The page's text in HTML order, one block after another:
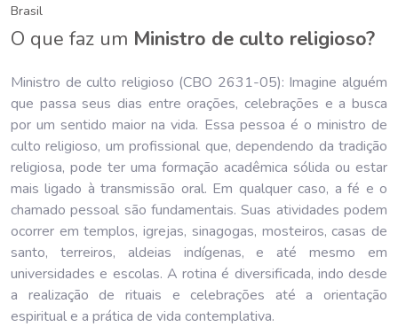
Brasil
O que faz um Ministro de culto religioso?
Ministro de culto religioso (CBO 2631-05): Imagine alguém
que passa seus dias entre orações, celebrações e a busca
por um sentido maior na vida. Essa pessoa é o ministro de
culto religioso, um profissional que, dependendo da tradição
religiosa, pode ter uma formação acadêmica sólida ou estar
mais ligado à transmissão oral. Em qualquer caso, a fé e o
chamado pessoal são fundamentais. Suas atividades podem
ocorrer em templos, igrejas, sinagogas, mosteiros, casas de
santo, terreiros, aldeias indígenas, e até mesmo em
universidades e escolas. A rotina é diversificada, indo desde
a realização de rituais e celebrações até a orientação
espiritual e a prática de vida contemplativa.